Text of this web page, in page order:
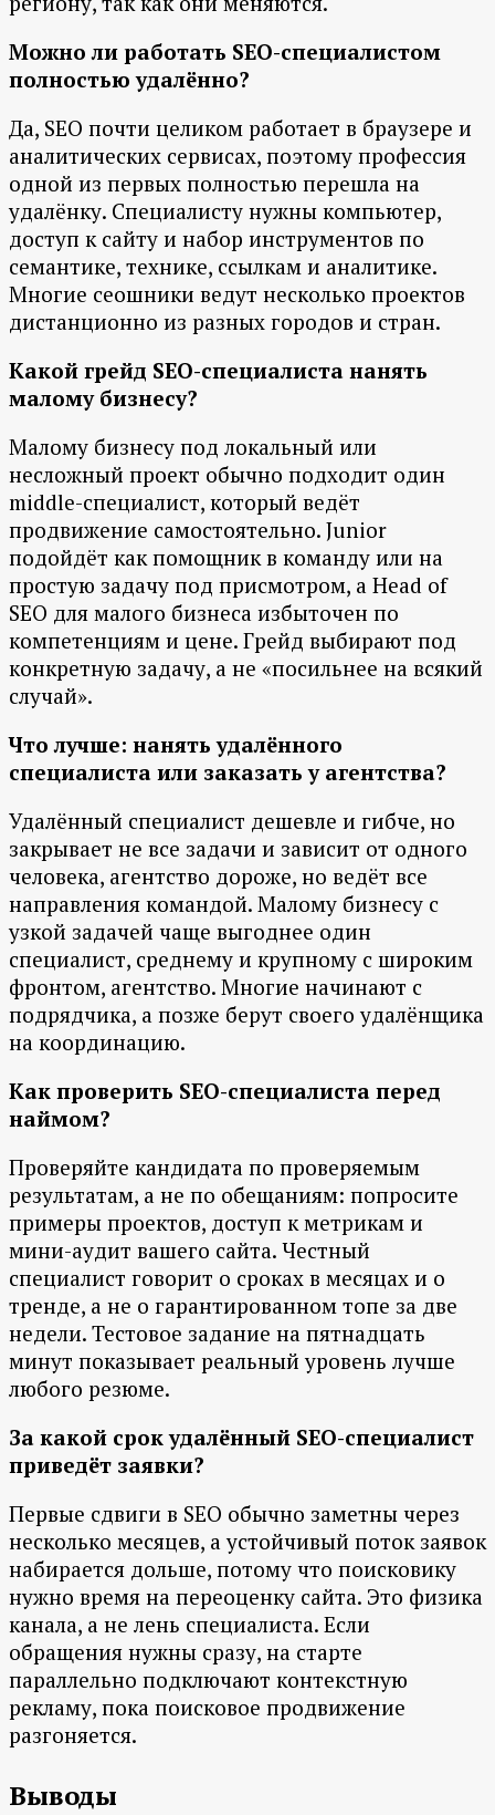
Можно ли работать SEO-специалистом
полностью удалённо?
Да, SEO почти целиком работает в браузере и
аналитических сервисах, поэтому профессия
одной из первых полностью перешла на
удалёнку. Специалисту нужны компьютер,
доступ к сайту и набор инструментов по
семантике, технике, ссылкам и аналитике.
Многие сеошники ведут несколько проектов
дистанционно из разных городов и стран.
Какой грейд SEO-специалиста нанять
малому бизнесу?
Малому бизнесу под локальный или
несложный проект обычно подходит один
middle-специалист, который ведёт
продвижение самостоятельно. Junior
подойдёт как помощник в команду или на
простую задачу под присмотром, а Head of
SEO для малого бизнеса избыточен по
компетенциям и цене. Грейд выбирают под
конкретную задачу, а не «посильнее на всякий
случай».
Что лучше: нанять удалённого
специалиста или заказать у агентства?
Удалённый специалист дешевле и гибче, но
закрывает не все задачи и зависит от одного
человека, агентство дороже, но ведёт все
направления командой. Малому бизнесу с
узкой задачей чаще выгоднее один
специалист, среднему и крупному с широким
фронтом, агентство. Многие начинают с
подрядчика, а позже берут своего удалёнщика
на координацию.
Как проверить SEO-специалиста перед
наймом?
Проверяйте кандидата по проверяемым
результатам, а не по обещаниям: попросите
примеры проектов, доступ к метрикам и
мини-аудит вашего сайта. Честный
специалист говорит о сроках в месяцах и о
тренде, а не о гарантированном топе за две
недели. Тестовое задание на пятнадцать
минут показывает реальный уровень лучше
любого резюме.
За какой срок удалённый SEO-специалист
приведёт заявки?
Первые сдвиги в SEO обычно заметны через
несколько месяцев, а устойчивый поток заявок
набирается дольше, потому что поисковику
нужно время на переоценку сайта. Это физика
канала, а не лень специалиста. Если
обращения нужны сразу, на старте
параллельно подключают контекстную
рекламу, пока поисковое продвижение
разгоняется.
Выводы